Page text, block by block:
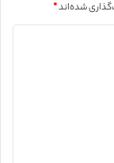
شده‌اند*